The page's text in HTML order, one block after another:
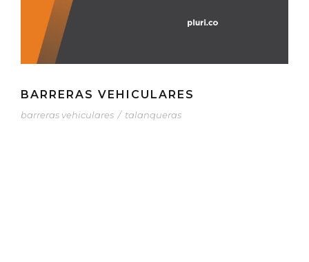
BARRERAS VEHICULARES
barreras vehiculares / talanqueras